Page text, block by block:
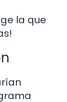
la que